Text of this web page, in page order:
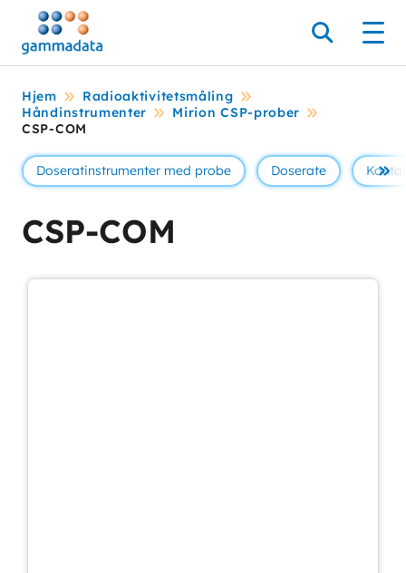
Hopp
hovedinnholdett
Søk
Hjem
Radioaktivitetsmåling
Håndinstrumenter
Mirion CSP-prober
CSP-COM
Doseratinstrumenter med probe Doserate Se
CSP-COM